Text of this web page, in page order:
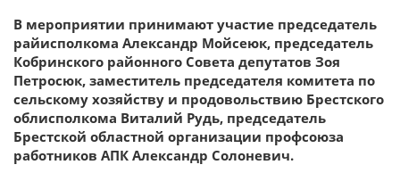
В мероприятии принимают участие председатель
райисполкома Александр Мойсеюк, председатель
Кобринского районного Совета депутатов Зоя
Петросюк, заместитель председателя комитета по
сельскому хозяйству и продовольствию Брестского
облисполкома Виталий Рудь, председатель
Брестской областной организации профсоюза
работников АПК Александр Солоневич.